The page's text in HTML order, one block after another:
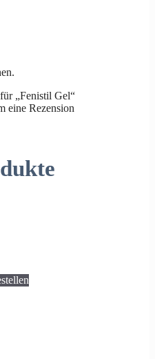
„Fenistil Gel“
eine Rezension